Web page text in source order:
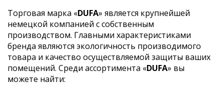
Торговая марка «DUFA» является крупнейшей
немецкой компанией с собственным
производством. Главными характеристиками
бренда являются экологичность производимого
товара и качество осуществляемой защиты ваших
помещений. Среди ассортимента «DUFA» вы
можете найти: